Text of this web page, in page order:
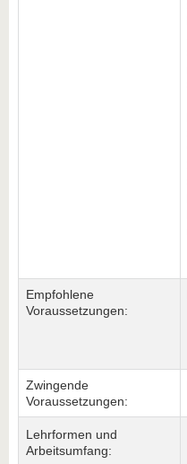
Empfohlene
Voraussetzungen:
Zwingende
Voraussetzungen:
Lehrformen und
Arbeitsumfang: